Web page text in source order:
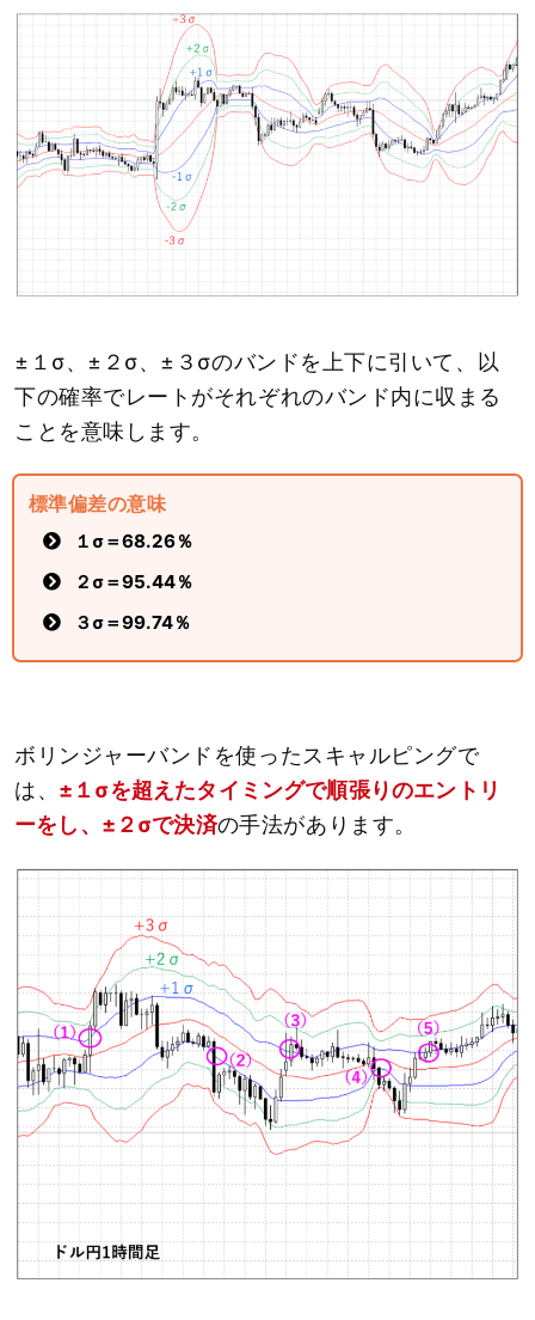
±１σ、±２σ、±３σのバンドを上下に引いて、以
下の確率でレートがそれぞれのバンド内に収まる
ことを意味します。
標準偏差の意味
１σ＝68.26％
２σ＝95.44％
３σ＝99.74％
ボリンジャーバンドを使ったスキャルピングで
は、 ±１σを超えたタイミングで順張りのエントリ
ーをし、±２σで決済の手法があります。